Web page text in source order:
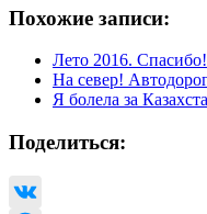
Похожие записи:
Лето 2016. Спасибо!
На север!
Я болела за
Поделиться: